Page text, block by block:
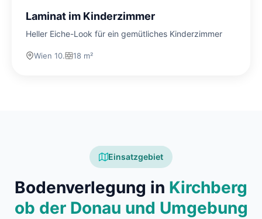
Laminat im Kinderzimmer
Heller Eiche-Look für ein gemütliches Kinderzimmer
Wien 10. 18 m²
Einsatzgebiet
Bodenverlegung in Kirchberg
ob der Donau und Umgebung